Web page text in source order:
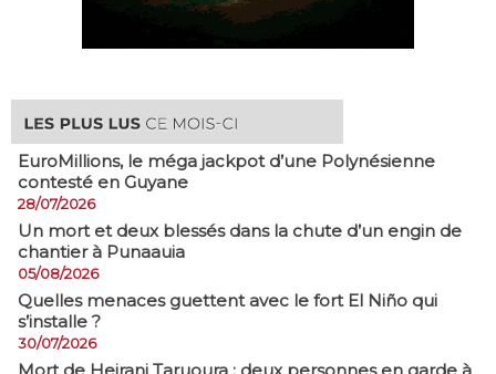
EuroMillions, ​le méga jackpot d’une Polynésienne
contesté en Guyane
28/07/2026
​Un mort et deux blessés dans la chute d’un engin de
chantier à Punaauia
05/08/2026
Quelles menaces guettent avec le fort El Niño qui
s’installe ?
30/07/2026